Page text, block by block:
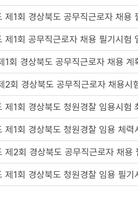
제1회 경상북도 공무직근로자 채용
제1회 공무직근로자 채용 필기시험
1회 경상북도 공무직근로자 채용 계
2회 경상북도 공무직근로자 채용시
제1회 경상북도 청원경찰 임용시험
제1회 경상북도 청원경찰 임용 체
제2회 경상북도 공무직근로자 채용
제1회 경상북도 청원경찰 임용 필